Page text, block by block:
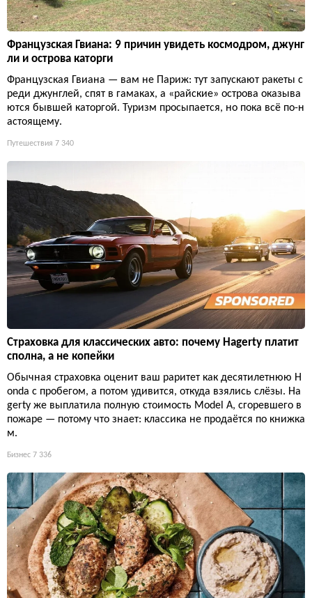
Французская Гвиана: 9 причин увидеть космодром, джунг
ли и острова каторги
Французская Гвиана — вам не Париж: тут запускают ракеты с
реди джунглей, спят в гамаках, а «райские» острова оказыва
ются бывшей каторгой. Туризм просыпается, но пока всё по-н
астоящему.
Путешествия 7 340
Страховка для классических авто: почему Hagerty платит
сполна, а не копейки
Обычная страховка оценит ваш раритет как десятилетнюю H
onda с пробегом, а потом удивится, откуда взялись слёзы. Ha
gerty же выплатила полную стоимость Model A, сгоревшего в
пожаре — потому что знает: классика не продаётся по книжка
м.
Бизнес 7 336